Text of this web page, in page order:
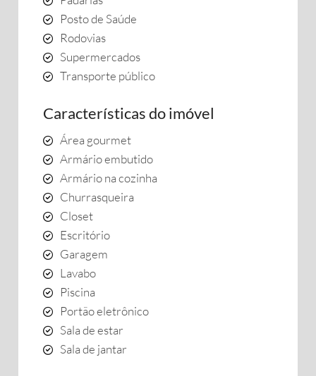
Posto de Saúde
Rodovias
Supermercados
Transporte público
Características do imóvel
Área gourmet
Armário embutido
Armário na cozinha
Churrasqueira
Closet
Escritório
Garagem
Lavabo
Piscina
Portão eletrônico
Sala de estar
Sala de jantar